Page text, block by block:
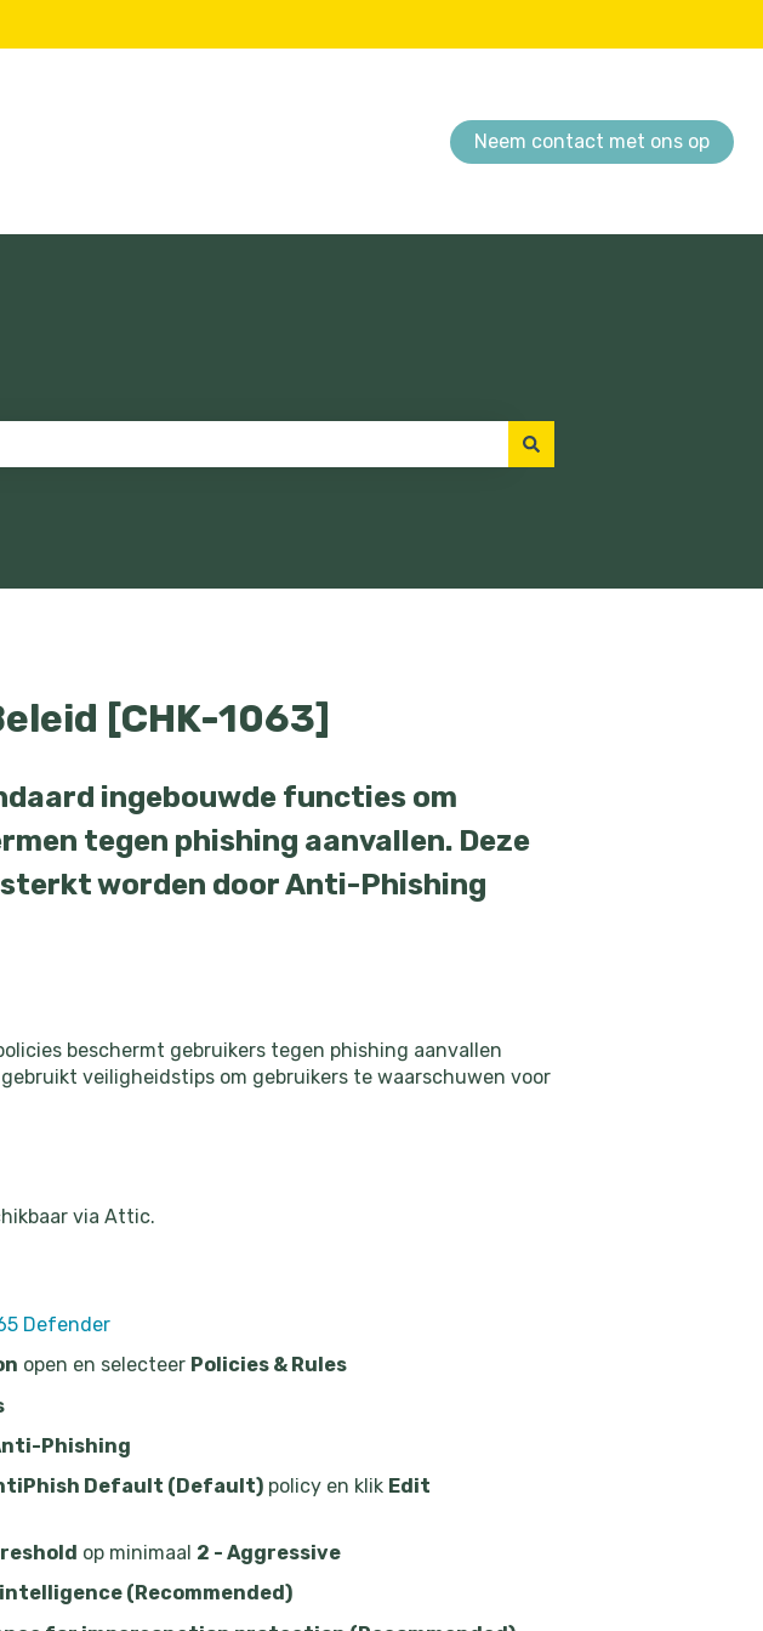
Neem contact met ons op
[CHK-1063]
ingebouwde functies om
tegen phishing aanvallen. Deze
worden door Anti-Phishing
beschermt gebruikers tegen phishing aanvallen
veiligheidstips om gebruikers te waarschuwen voor
via Attic.
Defender
open en selecteer Policies & Rules
Phishing
Default (Default)policy en klik Edit
op minimaal 2 - Aggressive
intelligence (Recommended)